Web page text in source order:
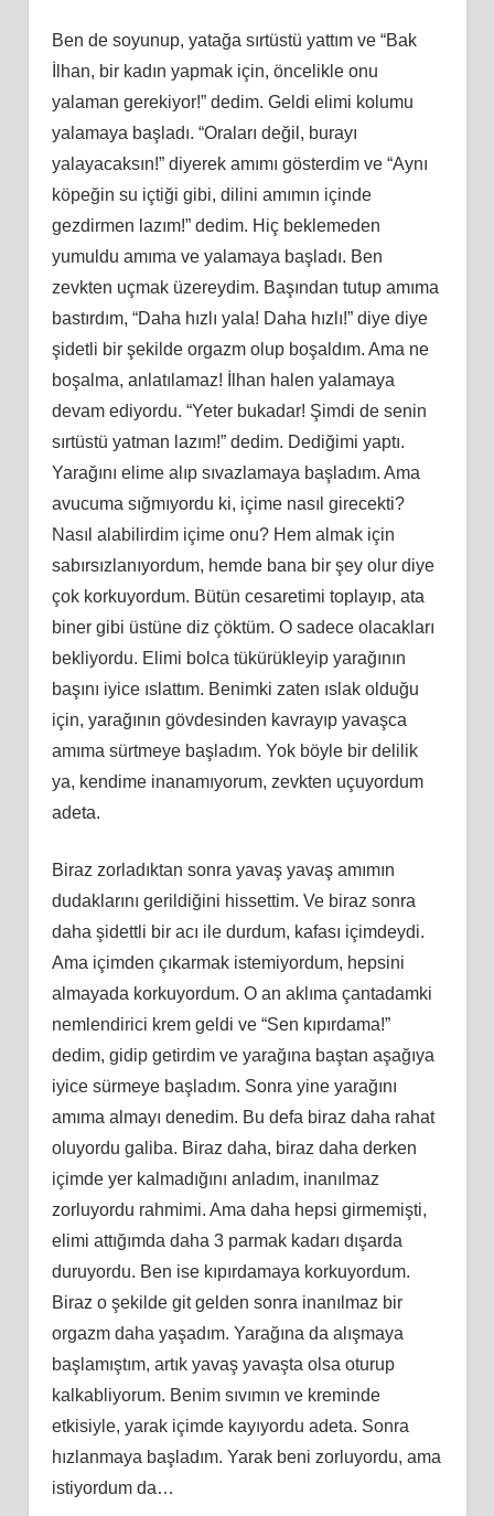
Ben de soyunup, yatağa sırtüstü yattım ve “Bak
İlhan, bir kadın yapmak için, öncelikle onu
yalaman gerekiyor!” dedim. Geldi elimi kolumu
yalamaya başladı. “Oraları değil, burayı
yalayacaksın!” diyerek amımı gösterdim ve “Aynı
köpeğin su içtiği gibi, dilini amımın içinde
gezdirmen lazım!” dedim. Hiç beklemeden
yumuldu amıma ve yalamaya başladı. Ben
zevkten uçmak üzereydim. Başından tutup amıma
bastırdım, “Daha hızlı yala! Daha hızlı!” diye diye
şidetli bir şekilde orgazm olup boşaldım. Ama ne
boşalma, anlatılamaz! İlhan halen yalamaya
devam ediyordu. “Yeter bukadar! Şimdi de senin
sırtüstü yatman lazım!” dedim. Dediğimi yaptı.
Yarağını elime alıp sıvazlamaya başladım. Ama
avucuma sığmıyordu ki, içime nasıl girecekti?
Nasıl alabilirdim içime onu? Hem almak için
sabırsızlanıyordum, hemde bana bir şey olur diye
çok korkuyordum. Bütün cesaretimi toplayıp, ata
biner gibi üstüne diz çöktüm. O sadece olacakları
bekliyordu. Elimi bolca tükürükleyip yarağının
başını iyice ıslattım. Benimki zaten ıslak olduğu
için, yarağının gövdesinden kavrayıp yavaşca
amıma sürtmeye başladım. Yok böyle bir delilik
ya, kendime inanamıyorum, zevkten uçuyordum
adeta.
Biraz zorladıktan sonra yavaş yavaş amımın
dudaklarını gerildiğini hissettim. Ve biraz sonra
daha şidettli bir acı ile durdum, kafası içimdeydi.
Ama içimden çıkarmak istemiyordum, hepsini
almayada korkuyordum. O an aklıma çantadamki
nemlendirici krem geldi ve “Sen kıpırdama!”
dedim, gidip getirdim ve yarağına baştan aşağıya
iyice sürmeye başladım. Sonra yine yarağını
amıma almayı denedim. Bu defa biraz daha rahat
oluyordu galiba. Biraz daha, biraz daha derken
içimde yer kalmadığını anladım, inanılmaz
zorluyordu rahmimi. Ama daha hepsi girmemişti,
elimi attığımda daha 3 parmak kadarı dışarda
duruyordu. Ben ise kıpırdamaya korkuyordum.
Biraz o şekilde git gelden sonra inanılmaz bir
orgazm daha yaşadım. Yarağına da alışmaya
başlamıştım, artık yavaş yavaşta olsa oturup
kalkabliyorum. Benim sıvımın ve kreminde
etkisiyle, yarak içimde kayıyordu adeta. Sonra
hızlanmaya başladım. Yarak beni zorluyordu, ama
istiyordum da…